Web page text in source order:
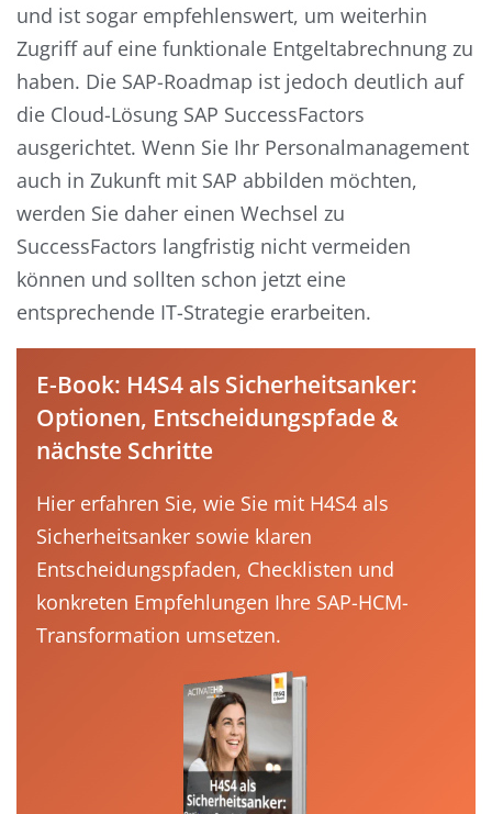
und ist sogar empfehlenswert, um weiterhin
Zugriff auf eine funktionale Entgeltabrechnung zu
haben. Die SAP-Roadmap ist jedoch deutlich auf
die Cloud-Lösung SAP SuccessFactors
ausgerichtet. Wenn Sie Ihr Personalmanagement
auch in Zukunft mit SAP abbilden möchten,
werden Sie daher einen Wechsel zu
SuccessFactors langfristig nicht vermeiden
können und sollten schon jetzt eine
entsprechende IT-Strategie erarbeiten.
E-Book: H4S4 als Sicherheitsanker:
Optionen, Entscheidungspfade &
nächste Schritte
Hier erfahren Sie, wie Sie mit H4S4 als
Sicherheitsanker sowie klaren
Entscheidungspfaden, Checklisten und
konkreten Empfehlungen Ihre SAP-HCM-
Transformation umsetzen.